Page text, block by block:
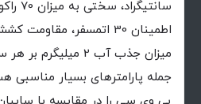
میزان جذب آب 2
جمله پارامترهای بسیار مناسبی